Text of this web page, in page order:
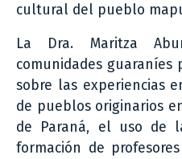
cultural del pueblo
La Dra. Maritza
comunidades guaraníes
sobre las experiencias
de pueblos originarios
de Paraná, el uso de
formación de